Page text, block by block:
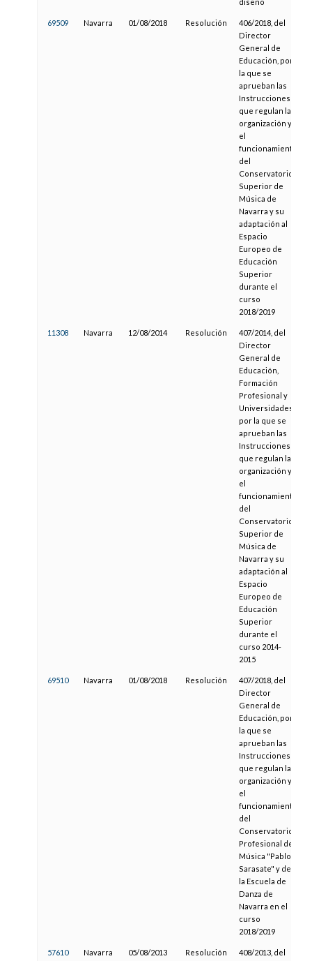
diseño
69509 Navarra 01/08/2018 Resolución
406/2018, del
Director
General de
Educación, por
la que se
aprueban las
Instrucciones
que regulan la
organización y
el
funcionamiento
del
Conservatorio
Superior de
Música de
Navarra y su
adaptación al
Espacio
Europeo de
Educación
Superior
durante el
curso
2018/2019
11308 Navarra 12/08/2014 Resolución
407/2014, del
Director
General de
Educación,
Formación
Profesional y
Universidades,
por la que se
aprueban las
Instrucciones
que regulan la
organización y
el
funcionamiento
del
Conservatorio
Superior de
Música de
Navarra y su
adaptación al
Espacio
Europeo de
Educación
Superior
durante el
curso 2014-
2015
69510 Navarra 01/08/2018 Resolución
407/2018, del
Director
General de
Educación, por
la que se
aprueban las
Instrucciones
que regulan la
organización y
el
funcionamiento
del
Conservatorio
Profesional de
Música "Pablo
Sarasate" y de
la Escuela de
Danza de
Navarra en el
curso
2018/2019
57610 Navarra 05/08/2013 Resolución
408/2013, del